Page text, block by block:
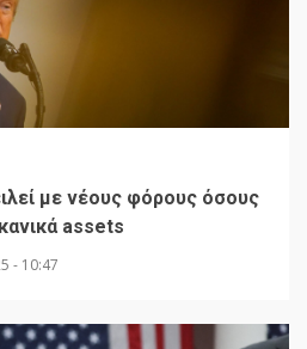
με νέους φόρους όσους
assets
- 10:47